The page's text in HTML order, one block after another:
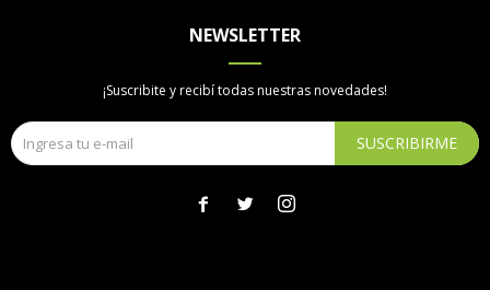
NEWSLETTER
¡Suscribite y recibí todas nuestras novedades!
SUSCRIBIRME
  